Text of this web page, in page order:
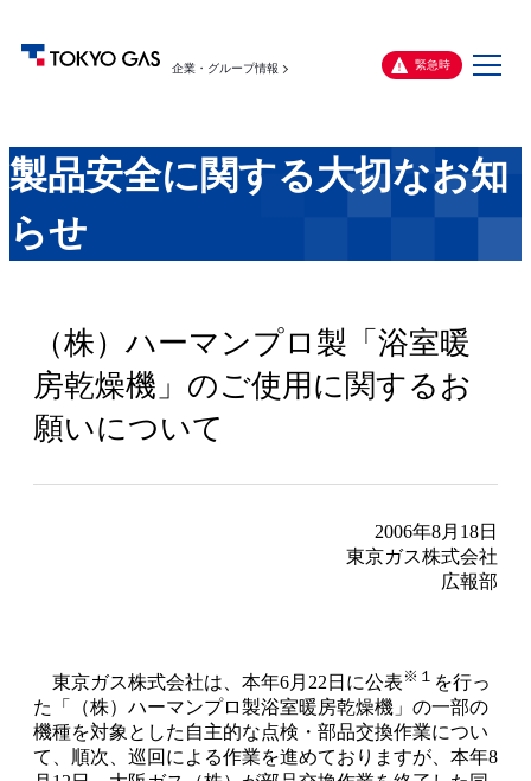
企業・グループ情報 緊急時
メ
製品安全に関する大切なお知
らせ
（株）ハーマンプロ製「浴室暖
房乾燥機」のご使用に関するお
願いについて
2006年8月18日
東京ガス株式会社
広報部
東京ガス株式会社は、本年6月22日に公表 ※１ を行っ
た「（株）ハーマンプロ製浴室暖房乾燥機」の一部の
機種を対象とした自主的な点検・部品交換作業につい
て、順次、巡回による作業を進めておりますが、本年8